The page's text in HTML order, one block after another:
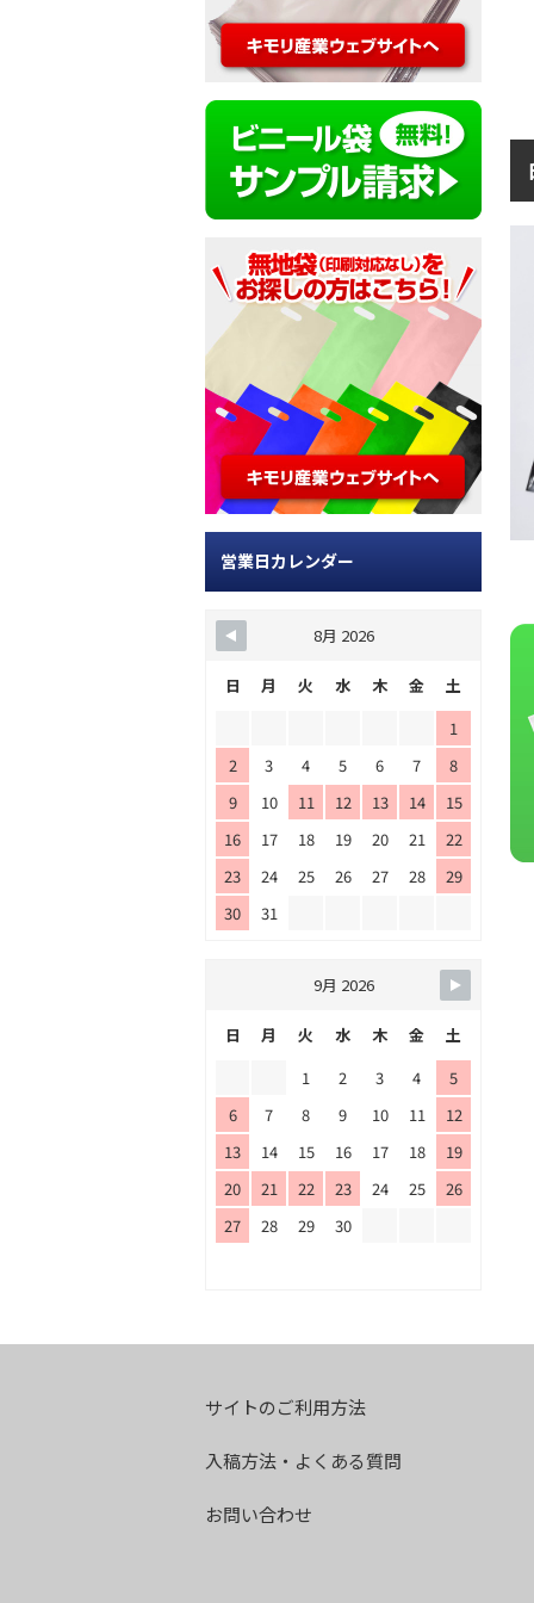
営業日カレンダー
8月 2026
日 月 火 水 木 金
土
1
2
3 4 5 6 7
8
9
10 11 12 13 14
15
16
17 18 19 20 21
22
23
24 25 26 27 28
29
30
31
9月 2026
日 月 火 水 木 金
土
1
2 3 4
5
6
7 8 9 10 11
12
13
14 15 16 17 18
19
20
21 22 23 24 25
26
27
28 29 30
サイトのご利用方法
入稿方法・よくある質問
お問い合わせ